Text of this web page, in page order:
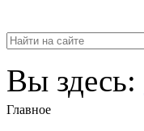
Вы здесь:
Главное